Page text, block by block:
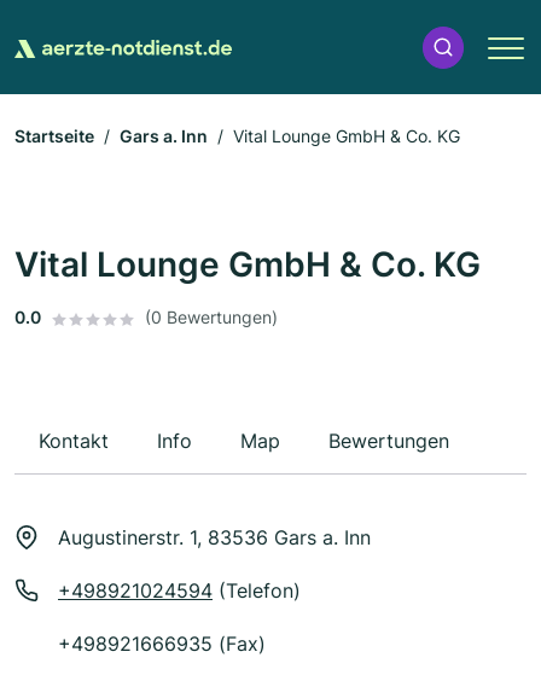
Startseite Gars a. Inn Vital Lounge GmbH & Co. KG
Vital Lounge GmbH & Co. KG
0.0 (0 Bewertungen)
Kontakt Info Map Bewertungen
Augustinerstr. 1, 83536 Gars a. Inn
+498921024594 (Telefon)
+498921666935 (Fax)